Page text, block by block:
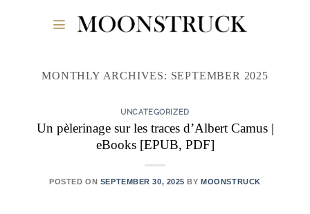
MONTHLY ARCHIVES: SEPTEMBER 2025
UNCATEGORIZED
Un pèlerinage sur les traces d’Albert Camus |
eBooks [EPUB, PDF]
POSTED ON SEPTEMBER 30, 2025 BYMOONSTRUCK